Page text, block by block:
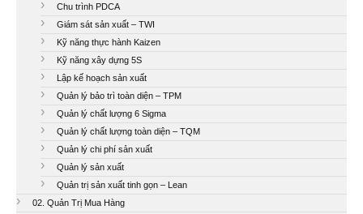
Chu trình PDCA
Giám sát sản xuất – TWI
Kỹ năng thực hành Kaizen
Kỹ năng xây dựng 5S
Lập kế hoạch sản xuất
Quản lý bảo trì toàn diện – TPM
Quản lý chất lượng 6 Sigma
Quản lý chất lượng toàn diện – TQM
Quản lý chi phí sản xuất
Quản lý sản xuất
Quản trị sản xuất tinh gọn – Lean
02. Quản Trị Mua Hàng